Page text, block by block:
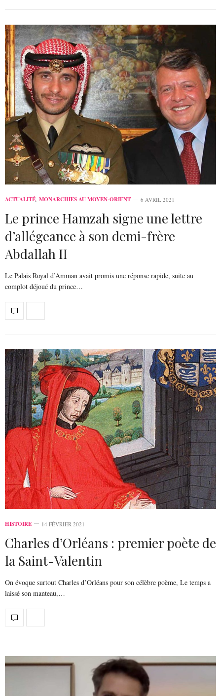
ACTUALITÉ, MONARCHIES AU MOYEN-ORIENT 6 AVRIL 2021
Le prince Hamzah signe une lettre
d’allégeance à son demi-frère
Abdallah II
Le Palais Royal d’Amman avait promis une réponse rapide, suite au
complot déjoué du prince…
HISTOIRE 14 FÉVRIER 2021
Charles d’Orléans : premier poète de
la Saint-Valentin
On évoque surtout Charles d’Orléans pour son célèbre poème, Le temps a
laissé son manteau,…